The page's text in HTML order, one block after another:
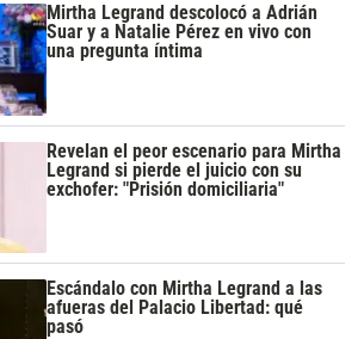
Mirtha Legrand descolocó a Adrián
Suar y a Natalie Pérez en vivo con
una pregunta íntima
Revelan el peor escenario para Mirtha
Legrand si pierde el juicio con su
exchofer: "Prisión domiciliaria"
Escándalo con Mirtha Legrand a las
afueras del Palacio Libertad: qué
pasó